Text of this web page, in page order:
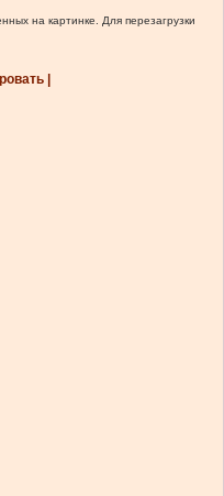
на картинке. Для перезагрузки
|